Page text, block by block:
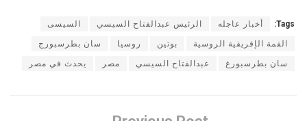
Tags: أخبار عاجله الرئيس عبدالفتاح السيسي السيسى
القمة الإفريقية الروسية بوتين روسيا سان بطرسبورج
سان بطرسبورغ عبدالفتاح السيسي مصر يحدث في مصر